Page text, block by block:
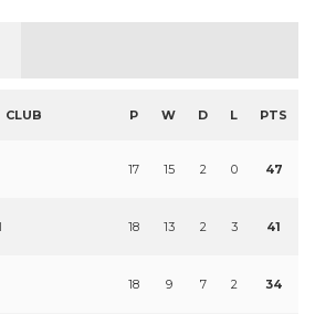
CLUB P W D L PTS
17 15 2 0 47
18 13 2 3 41
18 9 7 2 34